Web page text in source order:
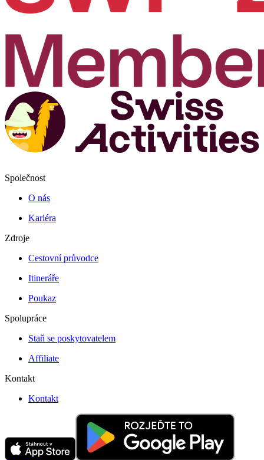
Společnost
O nás
Kariéra
Zdroje
Cestovní průvodce
Itineráře
Poukaz
Spolupráce
Staň se poskytovatelem
Affiliate
Kontakt
Kontakt